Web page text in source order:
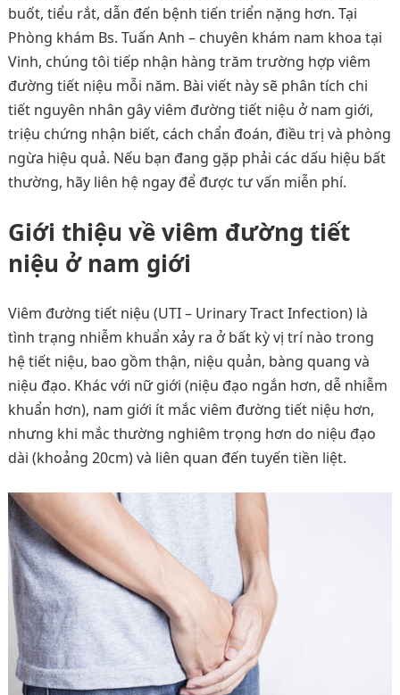
buốt, tiểu rắt, dẫn đến bệnh tiến triển nặng hơn. Tại
Phòng khám Bs. Tuấn Anh – chuyên khám nam khoa tại
Vinh, chúng tôi tiếp nhận hàng trăm trường hợp viêm
đường tiết niệu mỗi năm. Bài viết này sẽ phân tích chi
tiết nguyên nhân gây viêm đường tiết niệu ở nam giới,
triệu chứng nhận biết, cách chẩn đoán, điều trị và phòng
ngừa hiệu quả. Nếu bạn đang gặp phải các dấu hiệu bất
thường, hãy liên hệ ngay để được tư vấn miễn phí.
Giới thiệu về viêm đường tiết
niệu ở nam giới
Viêm đường tiết niệu (UTI – Urinary Tract Infection) là
tình trạng nhiễm khuẩn xảy ra ở bất kỳ vị trí nào trong
hệ tiết niệu, bao gồm thận, niệu quản, bàng quang và
niệu đạo. Khác với nữ giới (niệu đạo ngắn hơn, dễ nhiễm
khuẩn hơn), nam giới ít mắc viêm đường tiết niệu hơn,
nhưng khi mắc thường nghiêm trọng hơn do niệu đạo
dài (khoảng 20cm) và liên quan đến tuyến tiền liệt.